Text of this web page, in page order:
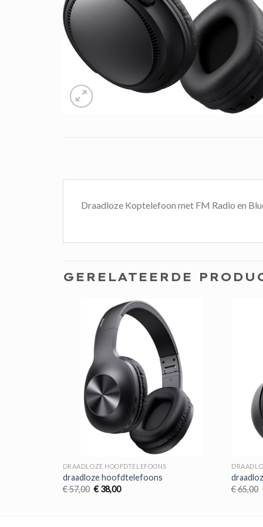
Draadloze Koptelefoon met FM Radio en
GERELATEERDE
DRAADLOZE HOOFDTELEFOONS
draadloze hoofdtelefoons
€57,00 Oorspronkelijke
€38,00Huidige
€65,00